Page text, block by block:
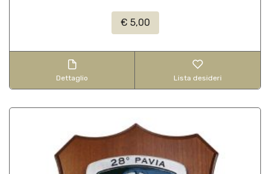
€ 5,00
Dettaglio Lista desideri